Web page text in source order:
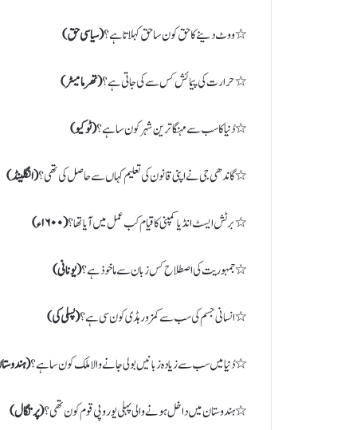
٭ ووٹ دینے کا حق کون سا حق کہلاتا ہے؟( سیاسی حق)
٭ حرارت کی پیمائش کس سے کی جاتی ہے؟( تھرمامیٹر)
٭ دُنیا کا سب سے مہنگا ترین شہر کون سا ہے؟( ٹوکیو)
٭ گاندھی جی نے اپنی قانون کی تعلیم کہاں سے حاصل کی تھی؟( انگلینڈ)
٭ برٹش ایسٹ انڈیا کمپنی کا قیام کب عمل میں آیا تھا؟( ۱۶۰۰ء)
٭ جمہوریت کی اصطلاح کس زبان سے ماخوذ ہے؟( یونانی)
٭ انسانی جسم کی سب سے کمزور ہڈی کون سی ہے؟( پسلی کی)
٭ دُنیا میں سب سے زیادہ زبانیں بولی جانے والا ملک کون سا ہے؟(
٭ ہندوستان میں داخل ہونے والی پہلی یوروپی قوم کون تھی؟( پرتگال)